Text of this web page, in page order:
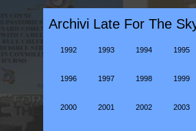
Archivi Late For The
1992 1993 1994 1995
1996 1997 1998 1999
2000 2001 2002 2003